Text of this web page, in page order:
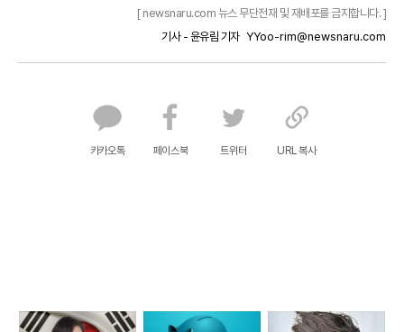
[ newsnaru.com 뉴스 무단전재 및 재배포를 금지합니다. ]
기사 - 윤유림 기자 YYoo-rim@newsnaru.com
카카오톡 페이스북 트위터 URL 복사